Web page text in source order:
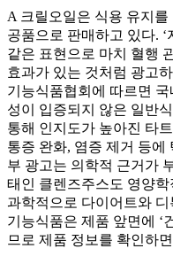
A 크릴오일은 식용 유지
공품으로 판매하고 있다. ‘
같은 표현으로 마치 혈행
효과가 있는 것처럼 광고
기능식품협회에 따르면
성이 입증되지 않은 일반
통해 인지도가 높아진 타
통증 완화, 염증 제거 등에
부 광고는 의학적 근거가
태인 클렌즈주스도 영양
과학적으로 다이어트와
기능식품은 제품 앞면에 ‘
므로 제품 정보를 확인하